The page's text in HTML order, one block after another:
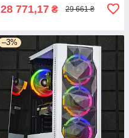
28 771,17 ₴ 29 661 ₴
–3%